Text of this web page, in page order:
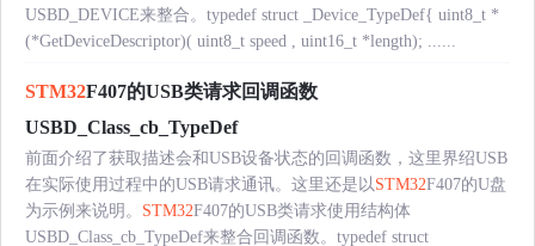
USBD_DEVICE来整合。typedef struct _Device_TypeDef{ uint8_t *
(*GetDeviceDescriptor)( uint8_t speed , uint16_t *length); ......
STM32F407的USB类请求回调函数
USBD_Class_cb_TypeDef
前面介绍了获取描述会和USB设备状态的回调函数，这里界绍USB
在实际使用过程中的USB请求通讯。这里还是以STM32F407的U盘
为示例来说明。 STM32F407的USB类请求使用结构体
USBD_Class_cb_TypeDef来整合回调函数。typedef struct